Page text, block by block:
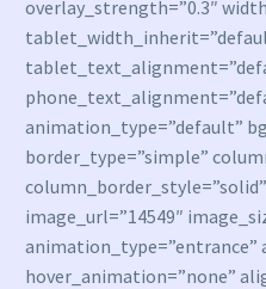
overlay_strength=”0.3″
animation_type=”default”
border_type=”simple”
image_url=”14549″
animation_type=”entrance”
hover_animation=”none”